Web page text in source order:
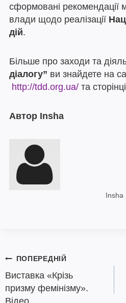
сформовані рекомендації
влади щодо реалізації
дій.
Більше про заходи та
діалогу” ви знайдете на
http://tdd.org.ua/ та
Автор Insha
Insha
Навігація
записів
ПОПЕРЕДНІЙ
Виставка «Крізь
призму фемінізму».